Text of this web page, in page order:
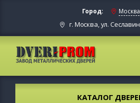
Город: Москва
г. Москва, ул.
КАТАЛОГ